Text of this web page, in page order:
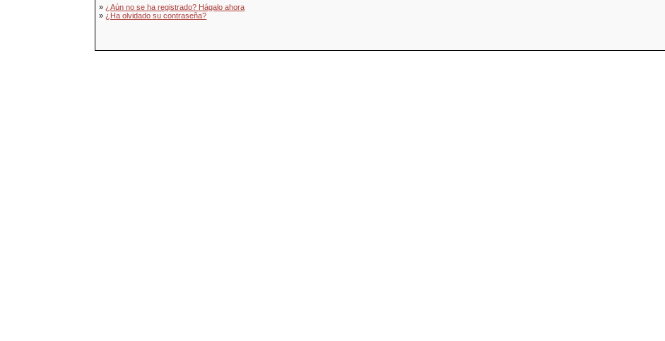
» ¿Aún no se ha registrado? Hágalo ahora
» ¿Ha olvidado su contraseña?